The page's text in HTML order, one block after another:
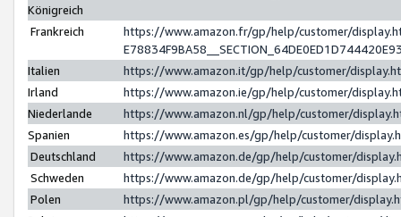
Königreich
Frankreich
https://www.amazon.fr/gp/help/customer/
Italien
https://www.amazon.it/gp/help/customer/
Irland
https://www.amazon.ie/gp/help/customer/
Niederlande
https://www.amazon.nl/gp/help/customer/
Spanien
https://www.amazon.es/gp/help/customer/
Deutschland
https://www.amazon.de/gp/help/customer/
Schweden
https://www.amazon.de/gp/help/customer/
Polen
https://www.amazon.pl/gp/help/customer/